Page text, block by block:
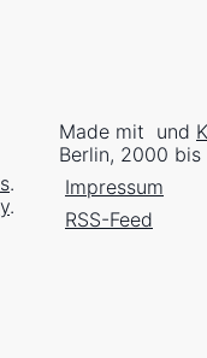
.
.
Made mit und
Berlin, 2000 bis
Impressum
RSS-Feed